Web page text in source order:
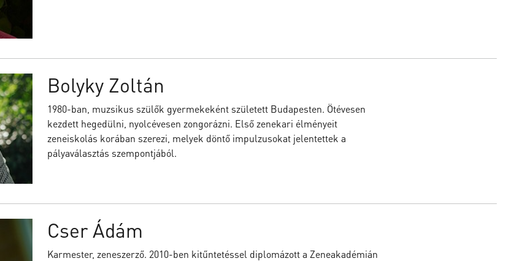
Bolyky Zoltán
1980-ban, muzsikus szülők gyermekeként született Budapesten. Ötévesen
kezdett hegedülni, nyolcévesen zongorázni. Első zenekari élményeit
zeneiskolás korában szerezi, melyek döntő impulzusokat jelentettek a
pályaválasztás szempontjából.
Cser Ádám
Karmester, zeneszerző. 2010-ben kitűntetéssel diplomázott a Zeneakadémián